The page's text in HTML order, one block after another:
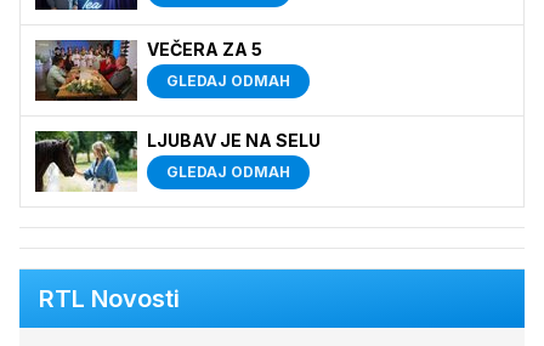
VEČERA ZA 5
GLEDAJ ODMAH
LJUBAV JE NA SELU
GLEDAJ ODMAH
RTL Novosti